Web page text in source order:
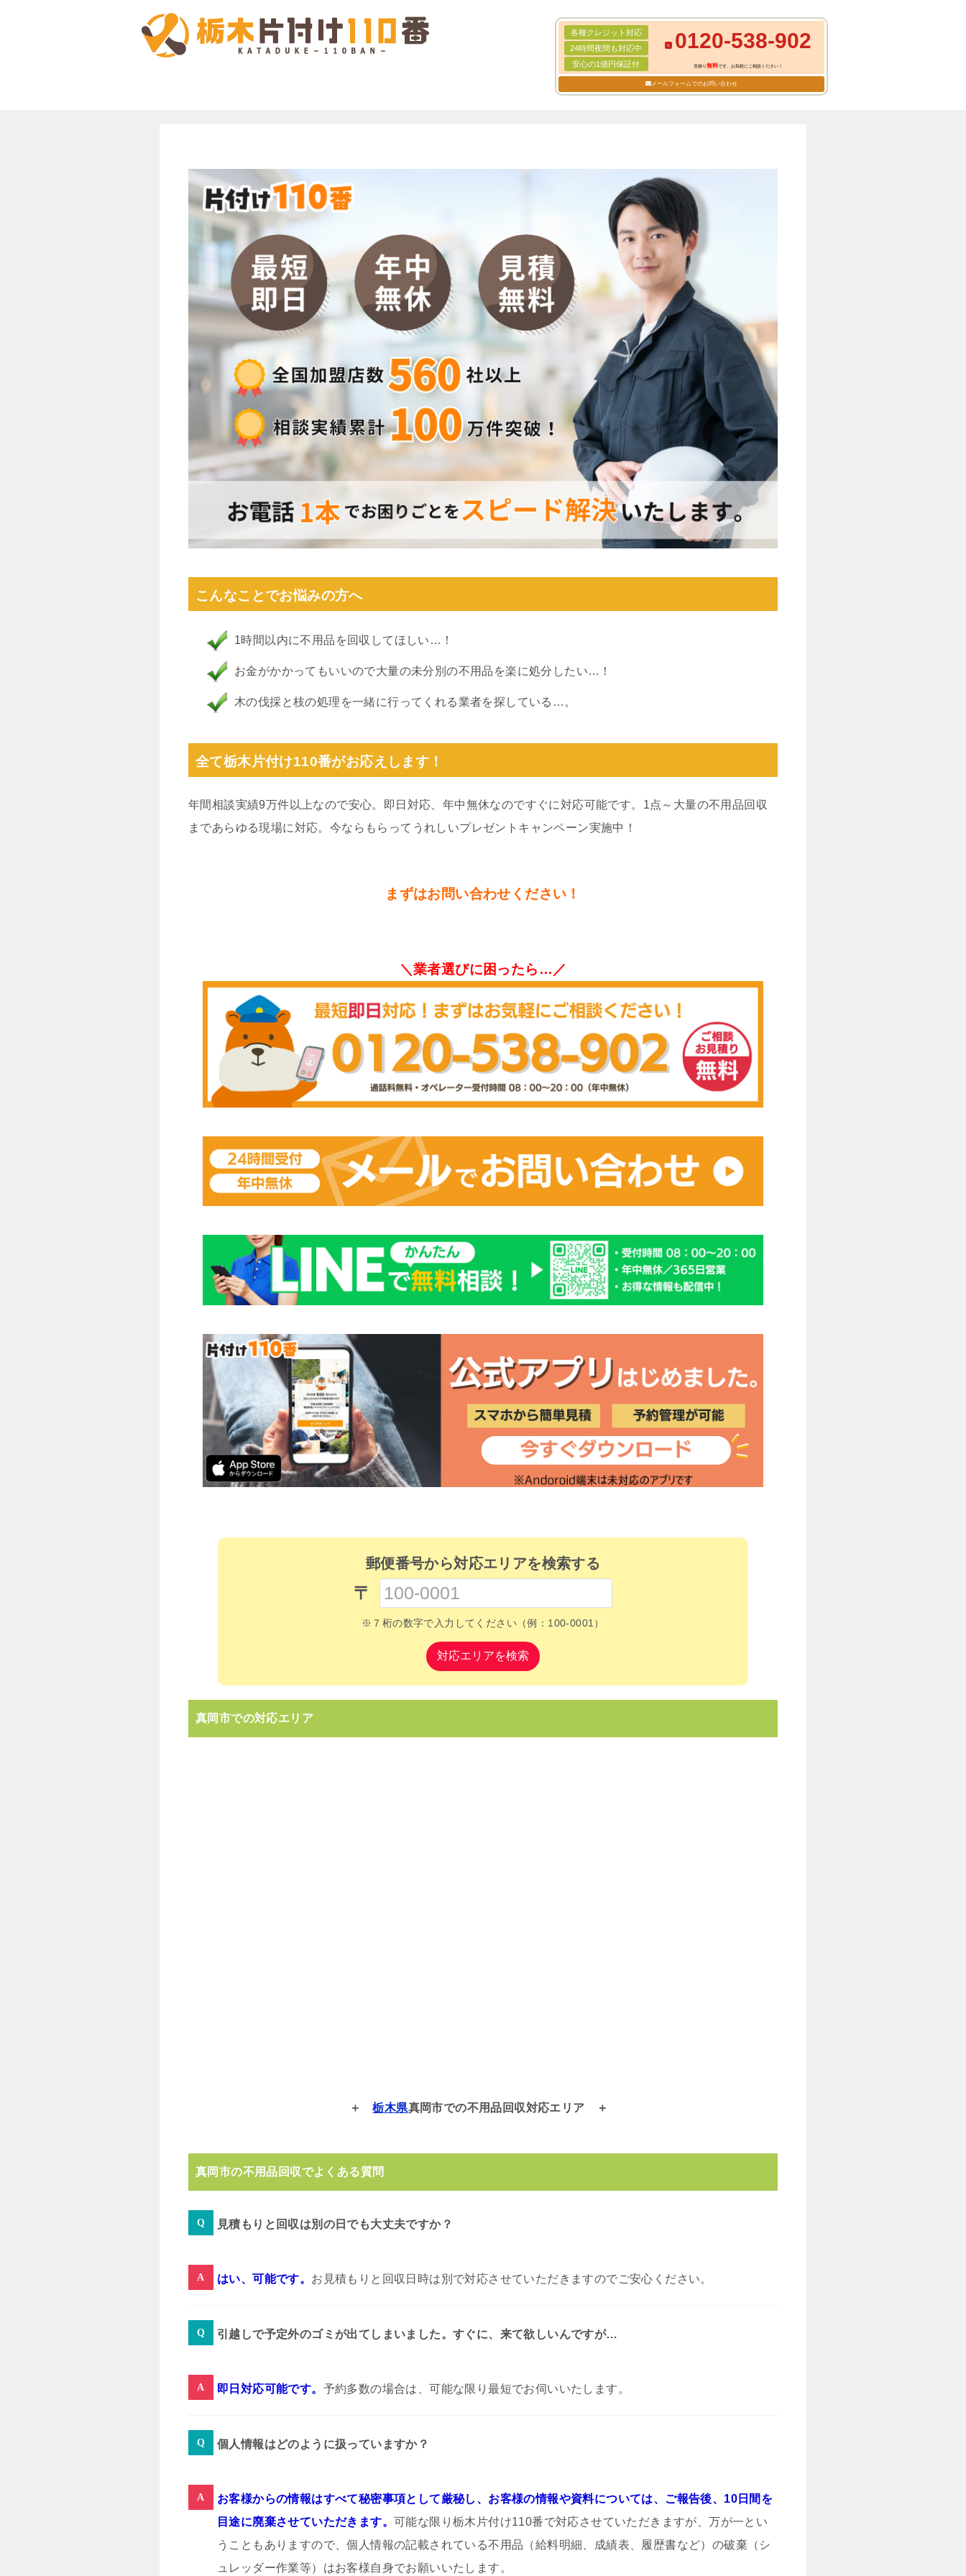
各種クレジット対応
24時間夜間も対応中
安心の1億円保証付
0120-538-902
見積り無料です。お気軽にご相談ください！
メールフォームでのお問い合わせ
こんなことでお悩みの方へ
1時間以内に不用品を回収してほしい…！
お金がかかってもいいので大量の未分別の不用品を楽に処分したい…！
木の伐採と枝の処理を一緒に行ってくれる業者を探している…。
全て栃木片付け110番がお応えします！
年間相談実績9万件以上なので安心。即日対応、年中無休なのですぐに対応可能です。1点～大量の不用品回収
まであらゆる現場に対応。今ならもらってうれしいプレゼントキャンペーン実施中！
まずはお問い合わせください！
＼業者選びに困ったら…／
郵便番号から対応エリアを検索する
〒
※７桁の数字で入力してください（例：100-0001）
対応エリアを検索
真岡市での対応エリア
栃木県真岡市での不用品回収対応エリア
真岡市の不用品回収でよくある質問
見積もりと回収は別の日でも大丈夫ですか？
はい、可能です。 お見積もりと回収日時は別で対応させていただきますのでご安心ください。
引越しで予定外のゴミが出てしまいました。すぐに、来て欲しいんですが…
即日対応可能です。 予約多数の場合は、可能な限り最短でお伺いいたします。
個人情報はどのように扱っていますか？
お客様からの情報はすべて秘密事項として厳秘し、お客様の情報や資料については、ご報告後、10日間を
目途に廃棄させていただきます。
可能な限り栃木片付け110番で対応させていただきますが、万が一とい
うこともありますので、個人情報の記載されている不用品（給料明細、成績表、履歴書など）の破棄（シ
ュレッダー作業等）はお客様自身でお願いいたします。